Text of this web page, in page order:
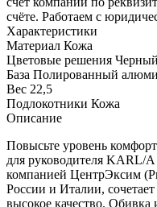
счёте. Работаем с
Характеристики
Материал Кожа
Цветовые решения Черный
База Полированный
Вес 22,5
Подлокотники Кожа
Описание
Повысьте уровень
для руководителя KARL/
компанией ЦентрЭксим
России и Италии,
высокое качество. Обивка